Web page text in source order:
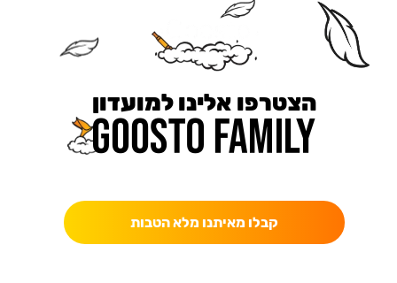
הצטרפו אלינו למועדון
קבלו מאיתנו מלא הטבות